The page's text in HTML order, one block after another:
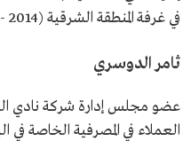
في غرفة المنطقة الشرقية (2014 - 2018م).
ثامر الدوسري
عضو مجلس إدارة شركة نادي
العملاء في المصرفية الخاصة